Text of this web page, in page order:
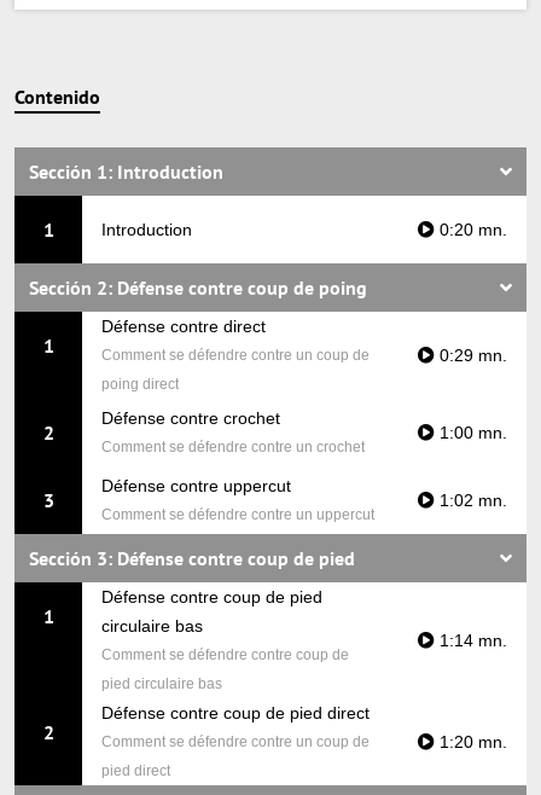
Contenido
Sección 1: Introduction
1 Introduction 0:20 mn.
Sección 2: Défense contre coup de poing
1
Défense contre direct
Comment se défendre contre un coup de
poing direct
0:29 mn.
2
Défense contre crochet
Comment se défendre contre un crochet
1:00 mn.
3
Défense contre uppercut
Comment se défendre contre un uppercut
1:02 mn.
Sección 3: Défense contre coup de pied
1
Défense contre coup de pied
circulaire bas
Comment se défendre contre coup de
pied circulaire bas
1:14 mn.
2
Défense contre coup de pied direct
Comment se défendre contre un coup de
pied direct
1:20 mn.